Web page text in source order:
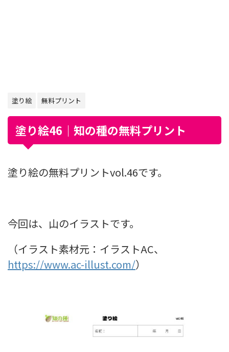
塗り絵 無料プリント
塗り絵46｜知の種の無料プリント
塗り絵の無料プリントvol.46です。
今回は、山のイラストです。
（イラスト素材元：イラストAC、
https://www.ac-illust.com/）